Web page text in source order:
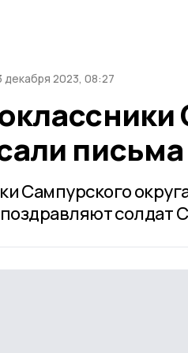
декабря 2023, 08:27
Сампурского